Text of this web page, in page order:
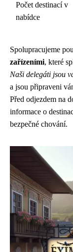
Počet destinací v
nabídce
Spolupracujeme
zařízeními, které
Naši delegáti jsou
a jsou připraveni
Před odjezdem na
informace o
bezpečné chování.